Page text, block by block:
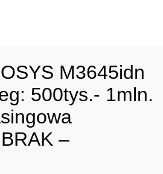
M3645idn
500tys.- 1mln.
–